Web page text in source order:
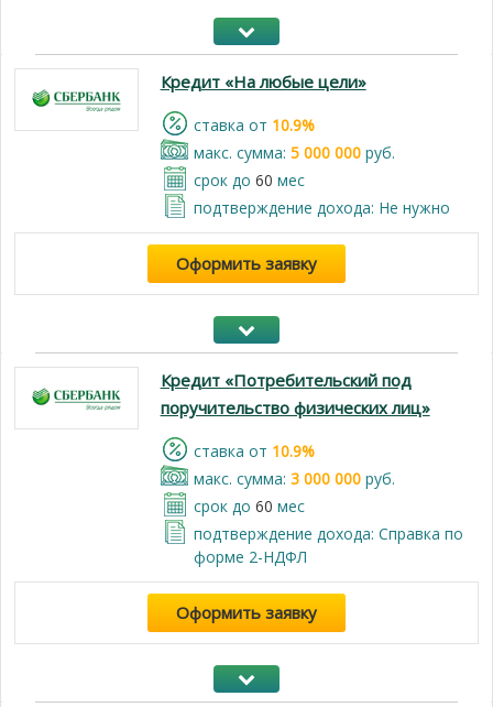
Кредит «На любые цели»
cтавка от 10.9%
макс. сумма: 5 000 000руб.
срок до 60 мес
подтверждение дохода: Не нужно
Оформить заявку
Кредит «Потребительский под
поручительство физических лиц»
cтавка от 10.9%
макс. сумма: 3 000 000руб.
срок до 60 мес
подтверждение дохода: Справка по
форме 2-НДФЛ
Оформить заявку